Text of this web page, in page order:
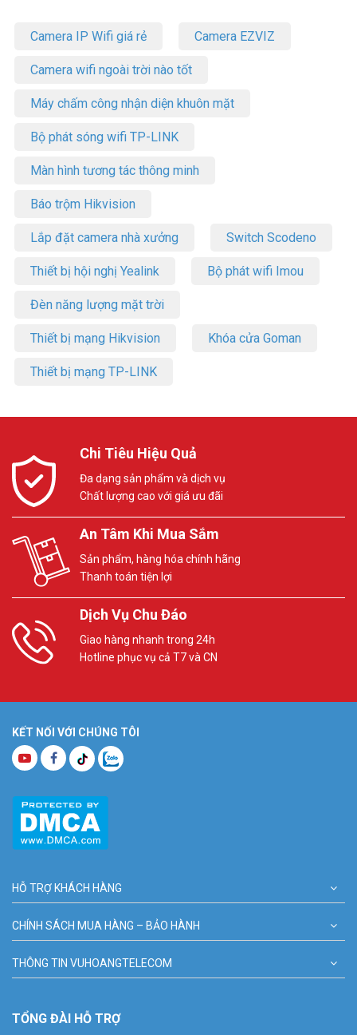
Camera IP Wifi giá rẻ Camera EZVIZ
Camera wifi ngoài trời nào tốt
Máy chấm công nhận diện khuôn mặt
Bộ phát sóng wifi TP-LINK
Màn hình tương tác thông minh
Báo trộm Hikvision
Lắp đặt camera nhà xưởng Switch Scodeno
Thiết bị hội nghị Yealink Bộ phát wifi Imou
Đèn năng lượng mặt trời
Thiết bị mạng Hikvision Khóa cửa Goman
Thiết bị mạng TP-LINK
Chi Tiêu Hiệu Quả
Đa dạng sản phẩm và dịch vụ
Chất lượng cao với giá ưu đãi
An Tâm Khi Mua Sắm
Sản phẩm, hàng hóa chính hãng
Thanh toán tiện lợi
Dịch Vụ Chu Đáo
Giao hàng nhanh trong 24h
Hotline phục vụ cả T7 và CN
KẾT NỐI VỚI CHÚNG TÔI
HỖ TRỢ KHÁCH HÀNG
CHÍNH SÁCH MUA HÀNG – BẢO HÀNH
THÔNG TIN VUHOANGTELECOM
TỔNG ĐÀI HỖ TRỢ